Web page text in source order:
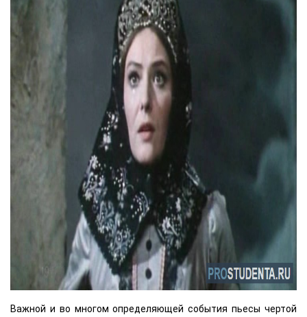
Важной и во многом определяющей события пьесы чертой